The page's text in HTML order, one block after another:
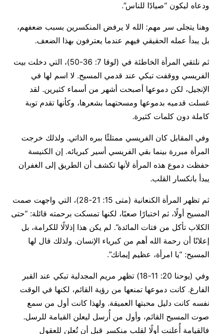
ودعاه ليكون “صيادًا للناس”.
وهنا يتجلى سر مهم: الله لا يرفض المنكسرين بسبب ضعفهم،
بل يبدأ عمله الحقيقي فيهم عندما يعترفون بهذا الضعف.
ثم نلتقي المرأة الخاطئة في (لوقا 7: 36-50)، التي دخلت بيت
الفريسي ووقفت تبكي عند قدمي المسيح. لا اسم لها في
الإنجيل، لكن دموعها أصبحت أشهر من أسماء كثيرين. لقد
غسلت قدميه بدموعها ومسحتهما بشعرها، وكأنها تقدم توبة
كاملة دون كلمات كثيرة.
وفي المقابل كان الفريسي ممتلئًا ببره الذاتي. ولذلك خرجت
المرأة مبررة بينما بقي الفريسي أسير كبريائه. إن الكنيسة
حفظت دموع هذه المرأة لأنها تكشف أن الطريق إلى الغفران
يبدأ بانكسار القلب.
ثم تظهر المرأة الكنعانية (متى 15: 21-28)، التي واجهت صمت
المسيح أولًا، ثم اختبارًا صعبًا، لكنها تمسكت برحمته قائلة: “حتى
الكلاب تأكل من فتات المائدة”. لم يكن هذا إذلالًا للكرامة، بل
إعلانًا أن رحمة الله أهم من كبرياء الإنسان. ولذلك قال لها
المسيح: “يا امرأة، عظيم إيمانك”.
وفي (يوحنا 20: 11-18) تظهر مريم المجدلية تبكي عند القبر
الفارغ. كانت دموعها تمنعها من رؤية القائم، لكنها في الوقت
نفسه كانت دليل محبتها العميقة. ولهذا كانت أول من سمع
صوت المسيح القائم، وأول من أُرسل ليعلن القيامة للرسل.
فالقيامة أُعلنت أولًا لقلب منكسر قبل أن تُعلن للعقول